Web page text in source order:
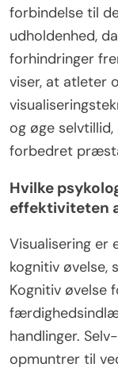
forbindelse til
udholdenhed,
forhindringer
viser, at atleter
og øge
forbedret
Hvilke
effektiviteten
Visualisering er
kognitiv
Kognitiv øvelse
handlinger.
opmuntrer til